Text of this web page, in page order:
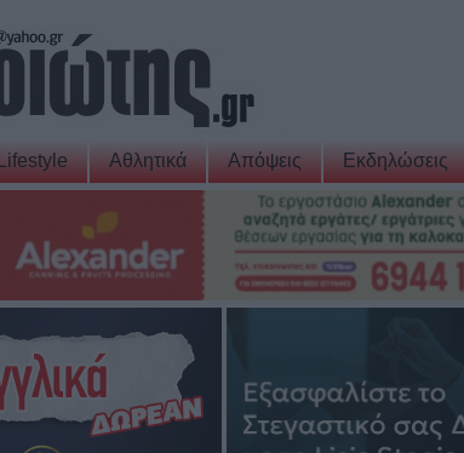
Lifestyle Αθλητικά Απόψεις Εκδηλώσεις